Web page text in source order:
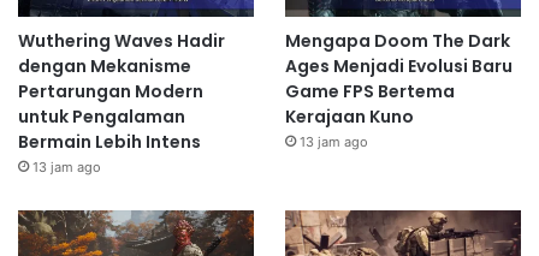
Wuthering Waves Hadir
dengan Mekanisme
Pertarungan Modern
untuk Pengalaman
Bermain Lebih Intens
13 jam ago
Mengapa Doom The Dark
Ages Menjadi Evolusi Baru
Game FPS Bertema
Kerajaan Kuno
13 jam ago